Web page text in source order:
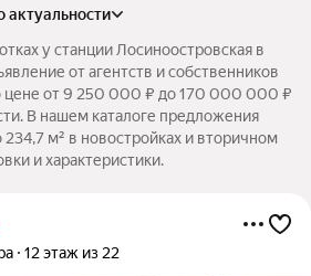
актуальности
у станции Лосиноостровская в
от агентств и собственников
цене от 9 250 000 ₽ до 170 000 000 ₽
В нашем каталоге предложения
м² в новостройках и вторичном
и характеристики.
12 этаж из 22